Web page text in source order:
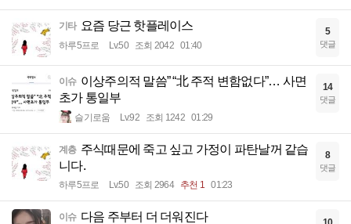
기타 요즘 당근 핫플레이스
하루5프로 Lv.50 조회 2042 01:40
5
댓글
이슈 이상주의적 말씀” “北 주적 변함없다”… 사면
초가 통일부
슬기로움 Lv.92 조회 1242 01:29
14
댓글
계층 주식때문에 죽고 싶고 가정이 파탄날꺼 같습
니다.
하루5프로 Lv.50 조회 2964 추천 1 01:23
8
댓글
이슈 다음 주부터 더 더워진다